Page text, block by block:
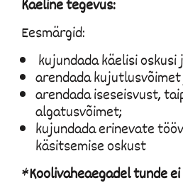
Eesmärgid:
kujundada käelisi oskusi
arendada
arendada iseseisvust,
algatusvõimet;
kujundada erinevate
käsitsemise oskust
*Koolivaheaegadel tunde